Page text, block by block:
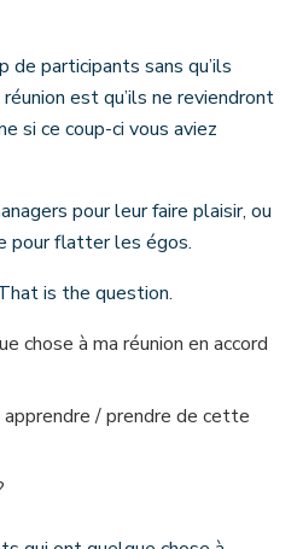
de participants sans qu’ils
est qu’ils ne reviendront
si ce coup-ci vous aviez
pour leur faire plaisir, ou
pour flatter les égos.
is the question.
chose à ma réunion en accord
apprendre / prendre de cette